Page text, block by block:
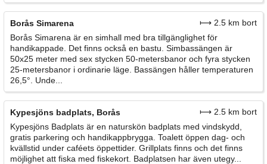
Borås Simarena
⟼ 2.5 km bort
Borås Simarena är en simhall med bra tillgänglighet för
handikappade. Det finns också en bastu. Simbassängen är
50x25 meter med sex stycken 50-metersbanor och fyra stycken
25-metersbanor i ordinarie läge. Bassängen håller temperaturen
26,5°. Unde...
Kypesjöns badplats, Borås
⟼ 2.5 km bort
Kypesjöns Badplats är en naturskön badplats med vindskydd,
gratis parkering och handikappbrygga. Toalett öppen dag- och
kvällstid under caféets öppettider. Grillplats finns och det finns
möjlighet att fiska med fiskekort. Badplatsen har även utegy...